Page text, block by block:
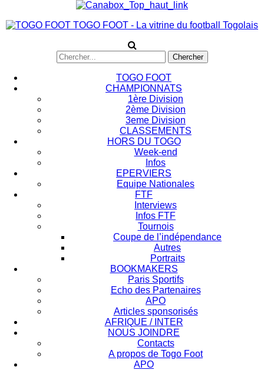
TOGO FOOT - La vitrine du football Togolais
TOGO FOOT
CHAMPIONNATS
1ère Division
2ème Division
3eme Division
CLASSEMENTS
HORS DU TOGO
Week-end
Infos
EPERVIERS
Equipe Nationales
FTF
Interviews
Infos FTF
Tournois
Coupe de l’indépendance
Autres
Portraits
BOOKMAKERS
Paris Sportifs
Echo des Partenaires
APO
Articles sponsorisés
AFRIQUE / INTER
NOUS JOINDRE
Contacts
A propos de Togo Foot
APO